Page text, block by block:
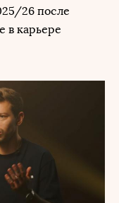
26 после
в карьере